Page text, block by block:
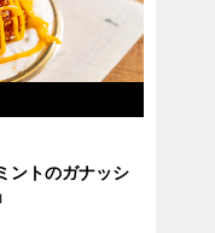
ントのガナッシ